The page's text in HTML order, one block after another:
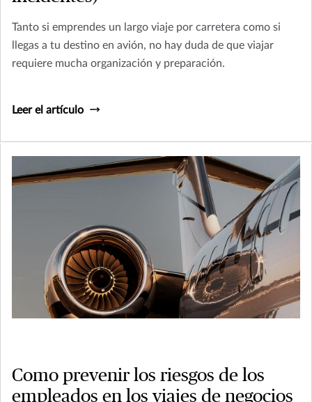
Tanto si emprendes un largo viaje por carretera como si
llegas a tu destino en avión, no hay duda de que viajar
requiere mucha organización y preparación.
Leer el artículo
Como prevenir los riesgos de los
empleados en los viajes de negocios